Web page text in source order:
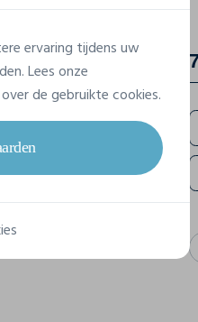
Ideal Basic Brand
IB311
145 g/m²
ervaring tijdens uw
Lees onze
de gebruikte cookies.